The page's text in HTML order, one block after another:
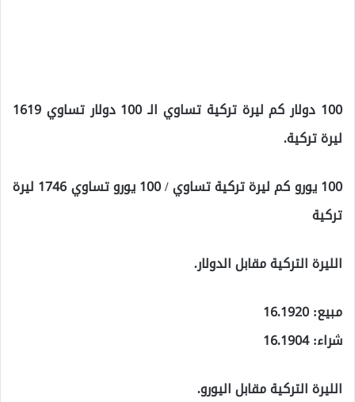
100 دولار كم ليرة تركية تساوي الـ 100 دولار تساوي 1619
ليرة تركية.
100 يورو كم ليرة تركية تساوي / 100 يورو تساوي 1746 ليرة
تركية
الليرة التركية مقابل الدولار.
مبيع: 16.1920
شراء: 16.1904
الليرة التركية مقابل اليورو.